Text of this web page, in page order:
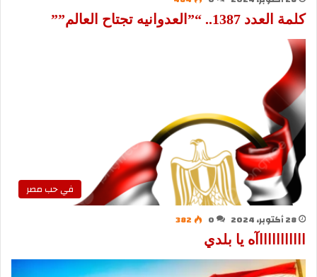
كلمة العدد 1387.. “”العدوانيه تجتاح العالم””
في حب مصر
28 أكتوبر، 2024 0
382
اااااااااااآه يا بلدي